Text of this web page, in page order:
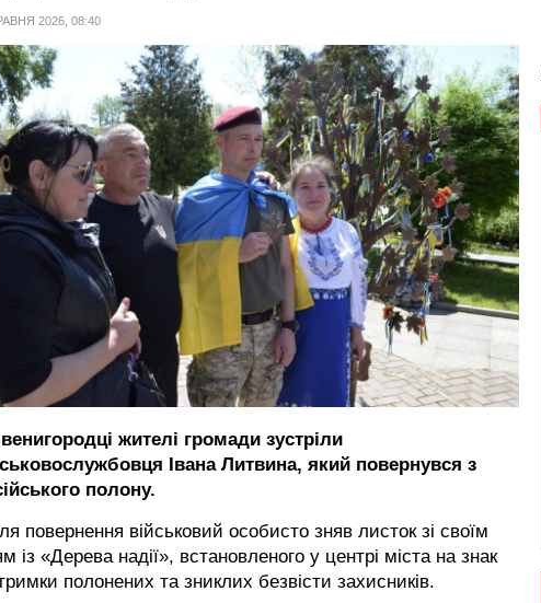
2026, 08:40
жителі громади зустріли
Івана Литвина, який повернувся з
полону.
повернення військовий особисто зняв листок зі своїм
із «Дерева надії», встановленого у центрі міста на знак
полонених та зниклих безвісти захисників.